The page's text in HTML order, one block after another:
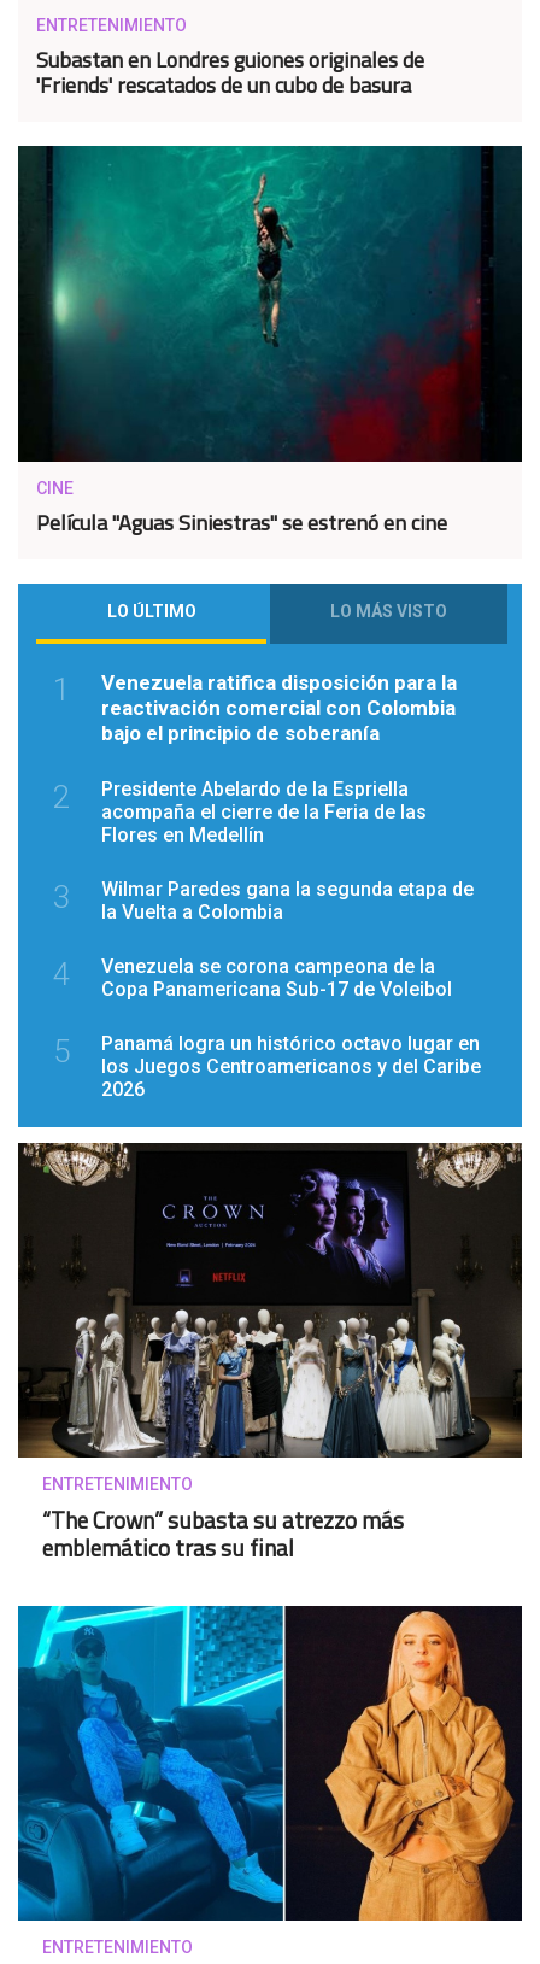
ENTRETENIMIENTO
Subastan en Londres guiones originales de
'Friends' rescatados de un cubo de basura
CINE
Película "Aguas Siniestras" se estrenó en cine
LO ÚLTIMO LO MÁS VISTO
1
Venezuela ratifica disposición para la
reactivación comercial con Colombia
bajo el principio de soberanía
2
Presidente Abelardo de la Espriella
acompaña el cierre de la Feria de las
Flores en Medellín
3
Wilmar Paredes gana la segunda etapa de
la Vuelta a Colombia
4
Venezuela se corona campeona de la
Copa Panamericana Sub-17 de Voleibol
5
Panamá logra un histórico octavo lugar en
los Juegos Centroamericanos y del Caribe
2026
ENTRETENIMIENTO
“The Crown” subasta su atrezzo más
emblemático tras su final
ENTRETENIMIENTO